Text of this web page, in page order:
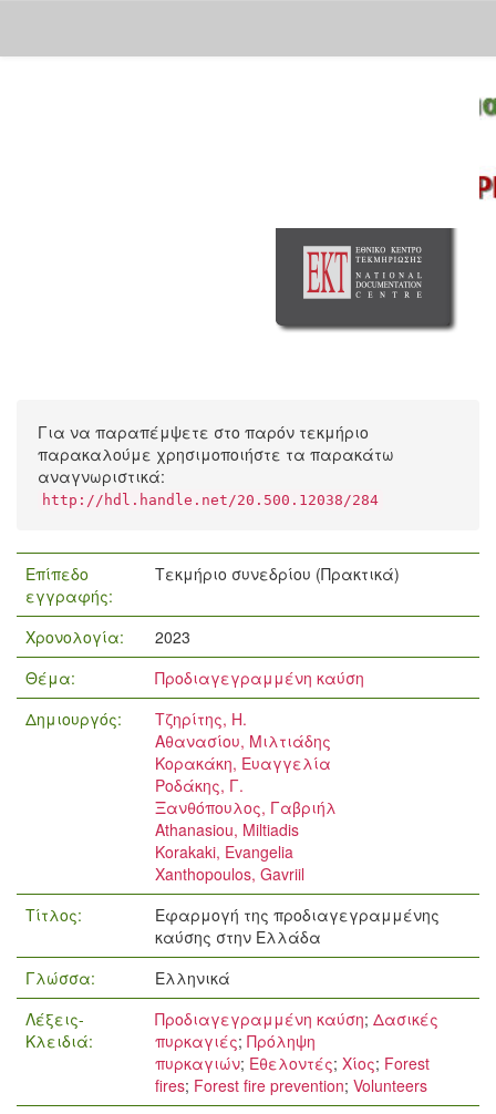
Για να παραπέμψετε στο παρόν τεκμήριο
παρακαλούμε χρησιμοποιήστε τα παρακάτω
αναγνωριστικά:
http://hdl.handle.net/20.500.12038/284
Επίπεδο
εγγραφής:
Τεκμήριο συνεδρίου (Πρακτικά)
Χρονολογία:
2023
Θέμα:
Προδιαγεγραμμένη καύση
Δημιουργός:
Τζηρίτης, Η.
Αθανασίου, Μιλτιάδης
Κορακάκη, Ευαγγελία
Ροδάκης, Γ.
Ξανθόπουλος, Γαβριήλ
Athanasiou, Miltiadis
Korakaki, Evangelia
Xanthopoulos, Gavriil
Τίτλος:
Εφαρμογή της προδιαγεγραμμένης
καύσης στην Ελλάδα
Γλώσσα:
Ελληνικά
Λέξεις-
Κλειδιά:
Προδιαγεγραμμένη καύση; Δασικές
πυρκαγιές; Πρόληψη
πυρκαγιών; Εθελοντές; Χίος; Forest
fires; Forest fire prevention; Volunteers